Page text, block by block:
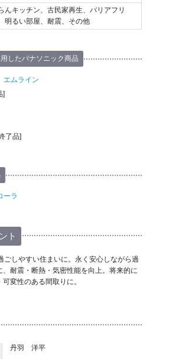
んキッチン、古民家再生、バリアフリ
明るい部屋、耐震、その他
したパナソニック商品
ムライン
]
了品]
ーラ
ト
ごしやすい住まいに。永く安心しながら過
、耐震・断熱・気密性能を向上。将来的に
変性のある間取りに。
丹羽 洋平